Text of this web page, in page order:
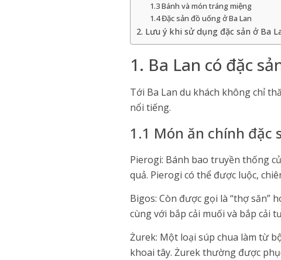
1.3 Bánh và món tráng miệng
1.4 Đặc sản đồ uống ở Ba Lan
2. Lưu ý khi sử dụng đặc sản ở Ba
1. Ba Lan có đặc
Tới Ba Lan du khách không chỉ
nổi tiếng.
1.1 Món ăn chính đặc
Pierogi: Bánh bao truyền thống
quả. Pierogi có thể được luộc,
Bigos: Còn được gọi là “thợ săn”
cùng với bắp cải muối và bắp cải
Żurek: Một loại súp chua làm từ
khoai tây. Żurek thường được